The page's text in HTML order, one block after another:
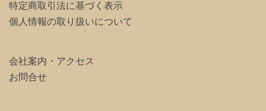
特定商取引法に基づく表示
個人情報の取り扱いについて
会社案内・アクセス
お問合せ